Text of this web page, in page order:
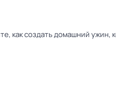
как создать домашний ужин,